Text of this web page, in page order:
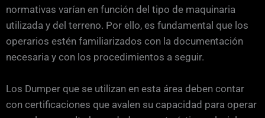
normativas varían en función del tipo de maquinaria
utilizada y del terreno. Por ello, es fundamental que los
operarios estén familiarizados con la documentación
necesaria y con los procedimientos a seguir.
Los Dumper que se utilizan en esta área deben contar
con certificaciones que avalen su capacidad para operar